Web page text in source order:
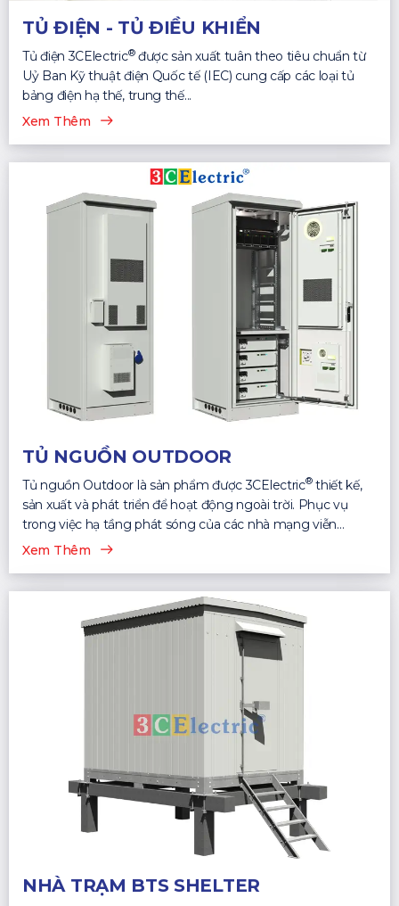
TỦ ĐIỆN - TỦ ĐIỀU KHIỂN
Tủ điện 3CElectric®được sản xuất tuân theo tiêu chuẩn từ
Uỷ Ban Kỹ thuật điện Quốc tế (IEC) cung cấp các loại tủ
bảng điện hạ thế, trung thế...
Xem Thêm
TỦ NGUỒN OUTDOOR
Tủ nguồn Outdoor là sản phẩm được 3CElectric®thiết kế,
sản xuất và phát triển để hoạt động ngoài trời. Phục vụ
trong việc hạ tầng phát sóng của các nhà mạng viễn
thông...
Xem Thêm
NHÀ TRẠM BTS SHELTER